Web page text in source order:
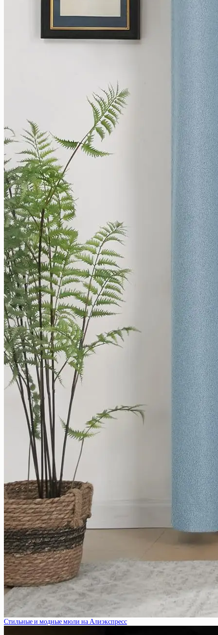
Стильные и модные мюли на Алиэкспресс